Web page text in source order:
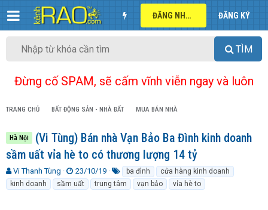
ĐĂNG NHẬP ĐĂNG KÝ
TÌM
Đừng cố SPAM, sẽ cấm vĩnh viễn ngay và luôn
TRANG CHỦ BẤT ĐỘNG SẢN - NHÀ ĐẤT MUA BÁN NHÀ
Hà Nội
(Vi Tùng) Bán nhà Vạn Bảo Ba Đình kinh doanh
sầm uất vỉa hè to có thương lượng 14 tỷ
T
h
r
Vi Thanh Tùng
N
g
à
23/10/19
ừ
k
ba đình
cửa hàng kinh doanh
kinh doanh
sầm uất trung tâm vạn bảo vỉa hè to